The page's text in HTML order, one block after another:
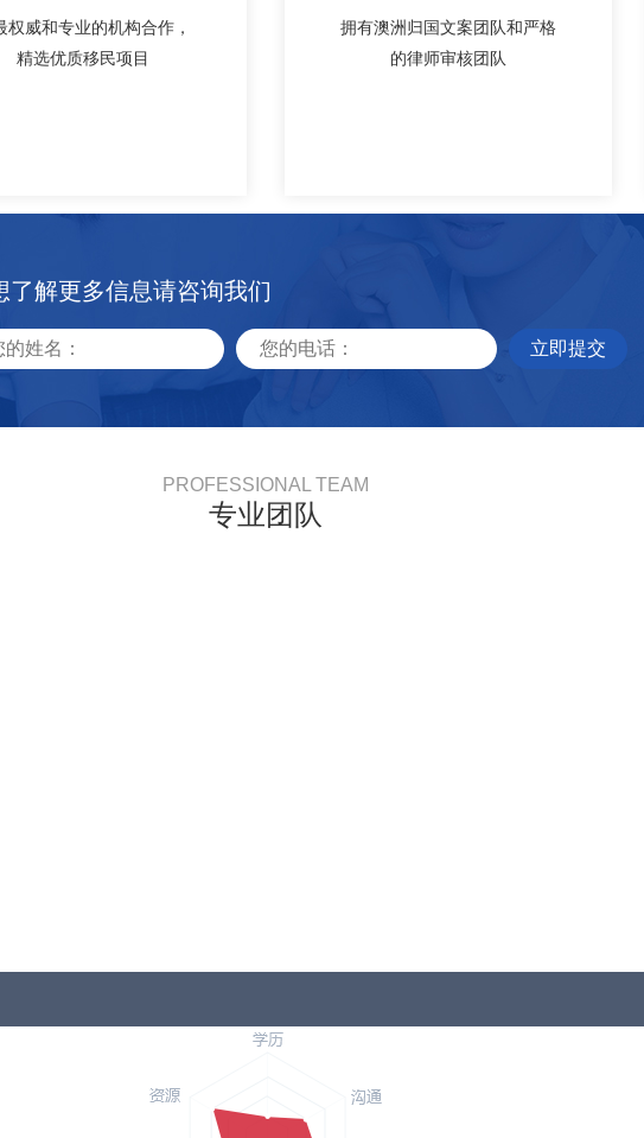
权威和专业的机构合作，
精选优质移民项目
拥有澳洲归国文案团队和严格
的律师审核团队
了解更多信息请咨询我们
PROFESSIONAL TEAM
专业团队